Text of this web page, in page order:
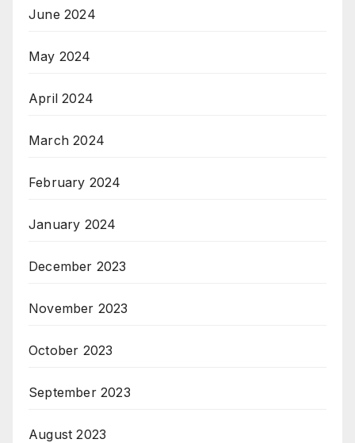
June 2024
May 2024
April 2024
March 2024
February 2024
January 2024
December 2023
November 2023
October 2023
September 2023
August 2023